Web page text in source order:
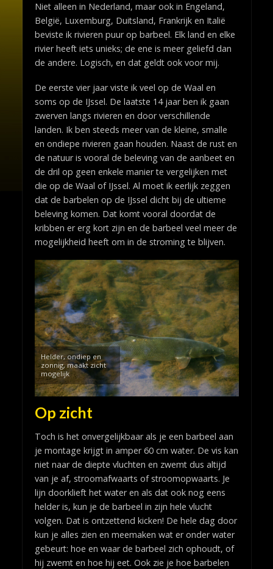
Niet alleen in Nederland, maar ook in Engeland,
België, Luxemburg, Duitsland, Frankrijk en Italië
beviste ik rivieren puur op barbeel. Elk land en elke
rivier heeft iets unieks; de ene is meer geliefd dan
de andere. Logisch, en dat geldt ook voor mij.
De eerste vier jaar viste ik veel op de Waal en
soms op de IJssel. De laatste 14 jaar ben ik gaan
zwerven langs rivieren en door verschillende
landen. Ik ben steeds meer van de kleine, smalle
en ondiepe rivieren gaan houden. Naast de rust en
de natuur is vooral de beleving van de aanbeet en
de dril op geen enkele manier te vergelijken met
die op de Waal of IJssel. Al moet ik eerlijk zeggen
dat de barbelen op de IJssel dicht bij de ultieme
beleving komen. Dat komt vooral doordat de
kribben er erg kort zijn en de barbeel veel meer de
mogelijkheid heeft om in de stroming te blijven.
Helder, ondiep en
zonnig, maakt zicht
mogelijk
Op zicht
Toch is het onvergelijkbaar als je een barbeel aan
je montage krijgt in amper 60 cm water. De vis kan
niet naar de diepte vluchten en zwemt dus altijd
van je af, stroomafwaarts of stroomopwaarts. Je
lijn doorklieft het water en als dat ook nog eens
helder is, kun je de barbeel in zijn hele vlucht
volgen. Dat is ontzettend kicken! De hele dag door
kun je alles zien en meemaken wat er onder water
gebeurt: hoe en waar de barbeel zich ophoudt, of
hij zwemt en hoe hij eet. Ook zie je hoe barbelen